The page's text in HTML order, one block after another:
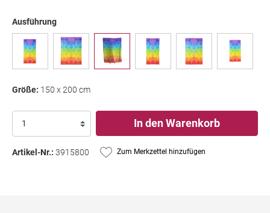
Ausführung
Größe: 150 x 200 cm
In den Warenkorb
Artikel-Nr.: 3915800 Zum Merkzettel hinzufügen